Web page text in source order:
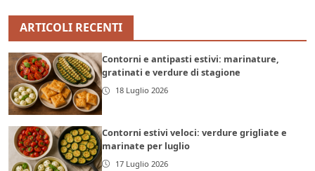
ARTICOLI RECENTI
Contorni e antipasti estivi: marinature,
gratinati e verdure di stagione
18 Luglio 2026
Contorni estivi veloci: verdure grigliate e
marinate per luglio
17 Luglio 2026